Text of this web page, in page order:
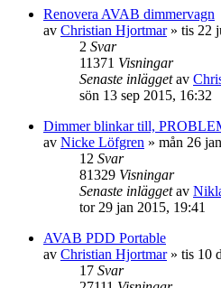
Renovera AVAB dimmervagn
av Christian Hjortmar» tis 22
2 Svar
11371 Visningar
Senaste inläggetav
sön 13 sep 2015, 16:32
Dimmer blinkar till,
av Nicke Löfgren » mån 26
12 Svar
81329 Visningar
Senaste inläggetav
tor 29 jan 2015, 19:41
AVAB PDD Portable
av Christian Hjortmar» tis 10
17 Svar